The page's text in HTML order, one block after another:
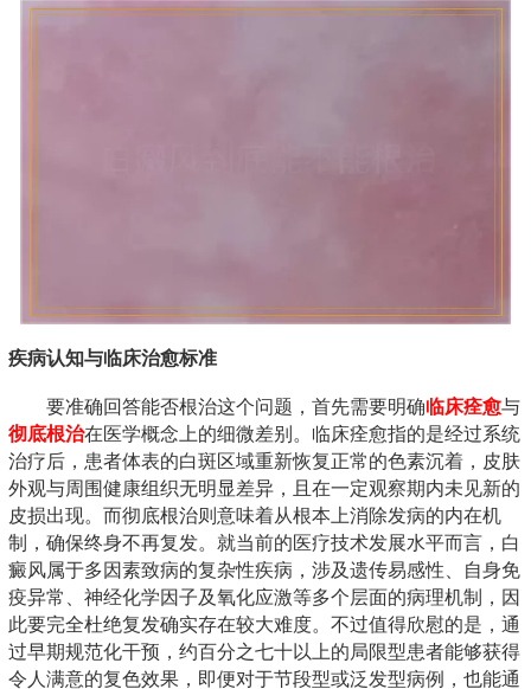
疾病认知与临床治愈标准
要准确回答能否根治这个问题，首先需要明确临床痊愈与
彻底根治在医学概念上的细微差别。临床痊愈指的是经过系统
治疗后，患者体表的白斑区域重新恢复正常的色素沉着，皮肤
外观与周围健康组织无明显差异，且在一定观察期内未见新的
皮损出现。而彻底根治则意味着从根本上消除发病的内在机
制，确保终身不再复发。就当前的医疗技术发展水平而言，白
癜风属于多因素致病的复杂性疾病，涉及遗传易感性、自身免
疫异常、神经化学因子及氧化应激等多个层面的病理机制，因
此要完全杜绝复发确实存在较大难度。不过值得欣慰的是，通
过早期规范化干预，约百分之七十以上的局限型患者能够获得
令人满意的复色效果，即便对于节段型或泛发型病例，也能通